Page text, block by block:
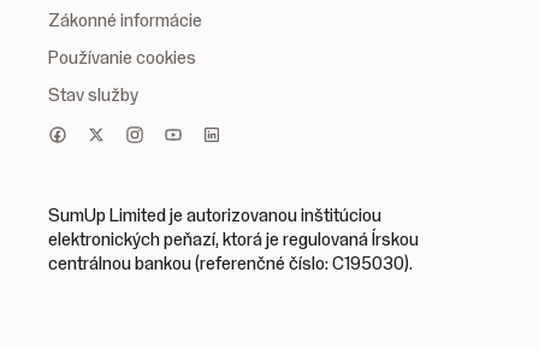
Zákonné informácie
Používanie cookies
Stav služby
SumUp Limited je autorizovanou inštitúciou
elektronických peňazí, ktorá je regulovaná Írskou
centrálnou bankou (referenčné číslo: C195030).